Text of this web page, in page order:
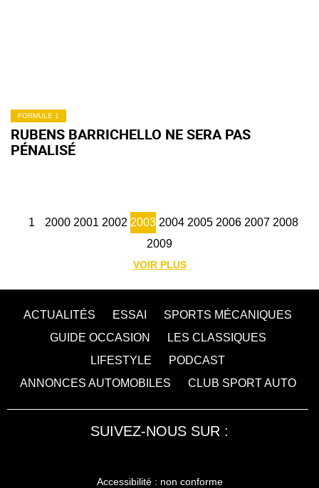
FORMULE 1
RUBENS BARRICHELLO NE SERA PAS
PÉNALISÉ
1 2000 2001 2002 2003 2004 2005 2006 2007 2008
2009
VOIR PLUS
ACTUALITÉS ESSAI
SPORTS MÉCANIQUES
GUIDE OCCASION
LES CLASSIQUES
LIFESTYLE
PODCAST
ANNONCES AUTOMOBILES
CLUB SPORT AUTO
SUIVEZ-NOUS SUR :
Accessibilité : non conforme